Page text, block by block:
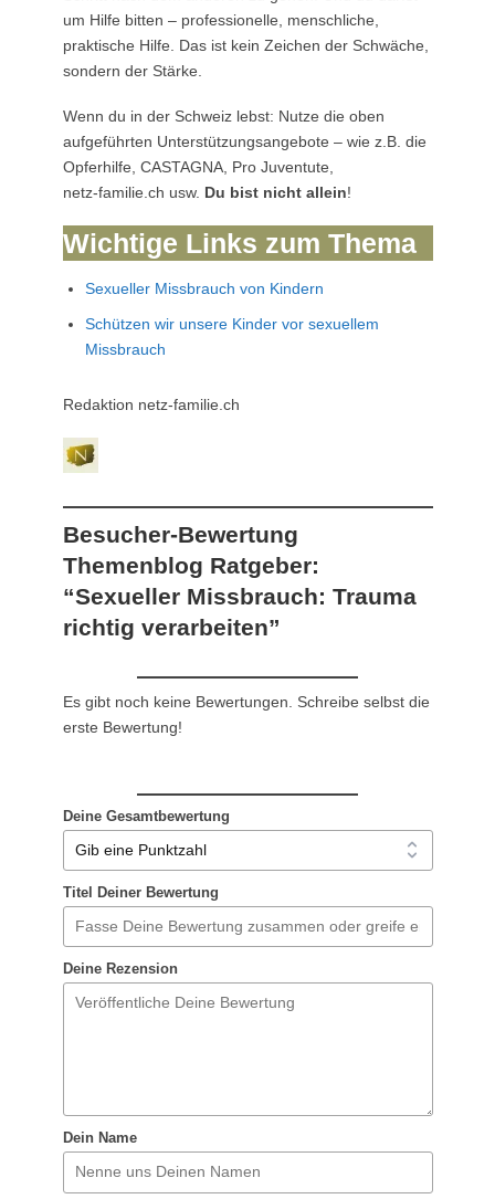
um Hilfe bitten – professionelle, menschliche,
praktische Hilfe. Das ist kein Zeichen der Schwäche,
sondern der Stärke.
Wenn du in der Schweiz lebst: Nutze die oben
aufgeführten Unterstützungsangebote – wie z.B. die
Opferhilfe, CASTAGNA, Pro Juventute,
netz‑familie.ch usw. Du bist nicht allein!
Wichtige Links zum Thema
Sexueller Missbrauch von Kindern
Schützen wir unsere Kinder vor sexuellem
Missbrauch
Redaktion netz-familie.ch
Besucher-Bewertung
Themenblog Ratgeber:
“Sexueller Missbrauch: Trauma
richtig verarbeiten”
Es gibt noch keine Bewertungen. Schreibe selbst die
erste Bewertung!
Deine Gesamtbewertung
Titel Deiner Bewertung
Deine Rezension
Dein Name